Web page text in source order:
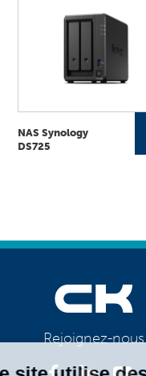
NAS Synology
DS725
Rejoignez-nous